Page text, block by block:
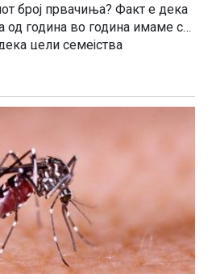
број првачиња? Факт е дека
од година во година имаме се
цели семејства
политичарите си наоѓаат нова
одливот на млади.